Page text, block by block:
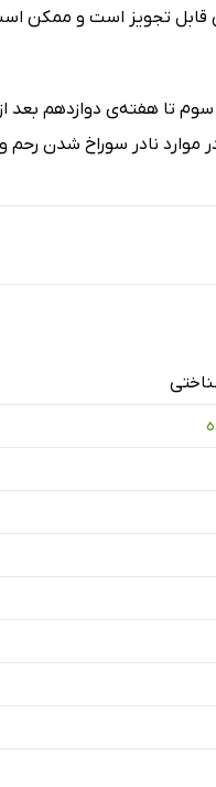
قابل تجویز است و ممکن
تا هفته‌ی دوازدهم
نادر سوراخ شدن رحم